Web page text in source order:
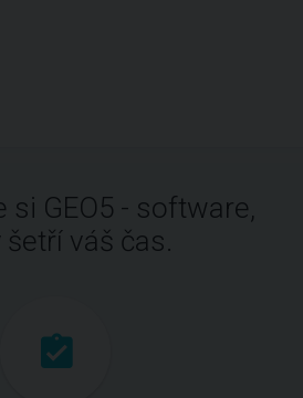
si GEO5 - software,
šetří váš čas.